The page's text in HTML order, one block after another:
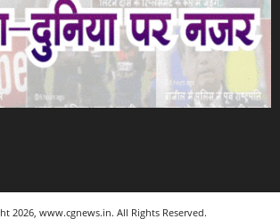
2026, www.cgnews.in. All Rights Reserved.